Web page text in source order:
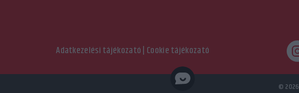
Adatkezelési tájékozató| Cookie tájékozató
© 2026